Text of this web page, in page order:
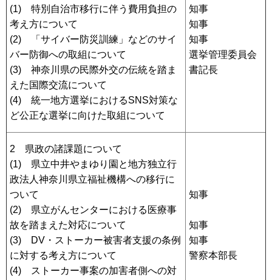
(1) 特別自治市移行に伴う費用負担の
考え方について
(2) 「サイバー防災訓練」などのサイ
バー防御への取組について
(3) 神奈川県の民際外交の伝統を踏ま
えた国際交流について
(4) 統一地方選挙におけるSNS対策な
ど公正な選挙に向けた取組について
知事
知事
知事
選挙管理委員会
書記長
2 県政の諸課題について
(1) 県立中井やまゆり園と地方独立行
政法人神奈川県立福祉機構への移行に
ついて
(2) 県立がんセンターにおける医療事
故を踏まえた対応について
(3) DV・ストーカー被害者支援の条例
に対する考え方について
(4) ストーカー事案の加害者側への対
知事
知事
知事
警察本部長